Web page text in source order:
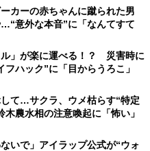
ーカーの赤ちゃんに蹴られた男
意外な本音”に「なんてすて
」が楽に運べる！？ 災害時に
ハック”に「目からうろこ」
て…サクラ、ウメ枯らす“特定
農水相の注意喚起に「怖い」
ないで」アイラップ公式が“ウォ